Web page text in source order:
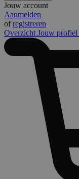
Jouw account
Aanmelden
ofregistreren
Overzicht Jouw profiel